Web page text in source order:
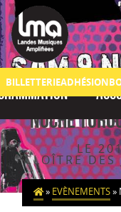
Skip
to
content
BILLETTERIEADHÉSION
NOCHE
LE
CLOÎTRE DES
» EVÈNEMENTS»